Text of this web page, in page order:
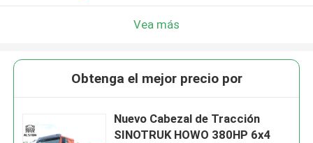
Vea más
Obtenga el mejor precio por
Nuevo Cabezal de Tracción
SINOTRUK HOWO 380HP 6x4